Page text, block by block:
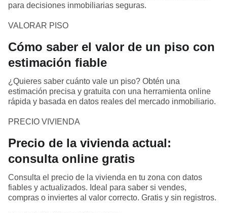
para decisiones inmobiliarias seguras.
VALORAR PISO
Cómo saber el valor de un piso con
estimación fiable
¿Quieres saber cuánto vale un piso? Obtén una
estimación precisa y gratuita con una herramienta online
rápida y basada en datos reales del mercado inmobiliario.
PRECIO VIVIENDA
Precio de la vivienda actual:
consulta online gratis
Consulta el precio de la vivienda en tu zona con datos
fiables y actualizados. Ideal para saber si vendes,
compras o inviertes al valor correcto. Gratis y sin registros.